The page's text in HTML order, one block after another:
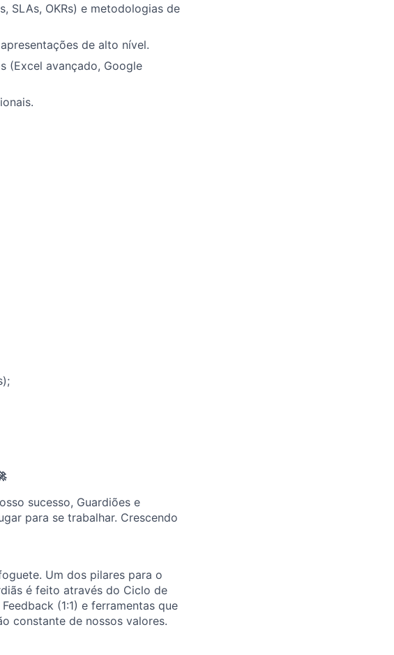
SLAs, OKRs) e metodologias de
de alto nível.
(Excel avançado, Google
sucesso, Guardiões e
para se trabalhar. Crescendo
Um dos pilares para o
é feito através do Ciclo de
(1:1) e ferramentas que
constante de nossos valores.